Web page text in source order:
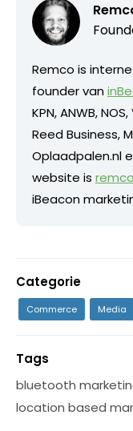
Remco is
founder van
KPN, ANWB,
Reed Business,
Oplaadpalen.nl
website is
iBeacon
Categorie
Commerce Media
Tags
bluetooth
location based